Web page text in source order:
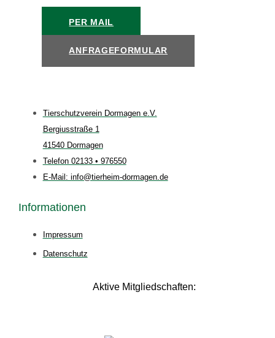
PER MAIL
ANFRAGEFORMULAR
Tierschutzverein Dormagen e.V.
Bergiusstraße 1
41540 Dormagen
Telefon 02133 • 976550
E-Mail: info@tierheim-dormagen.de
Informationen
Impressum
Datenschutz
Aktive Mitgliedschaften: